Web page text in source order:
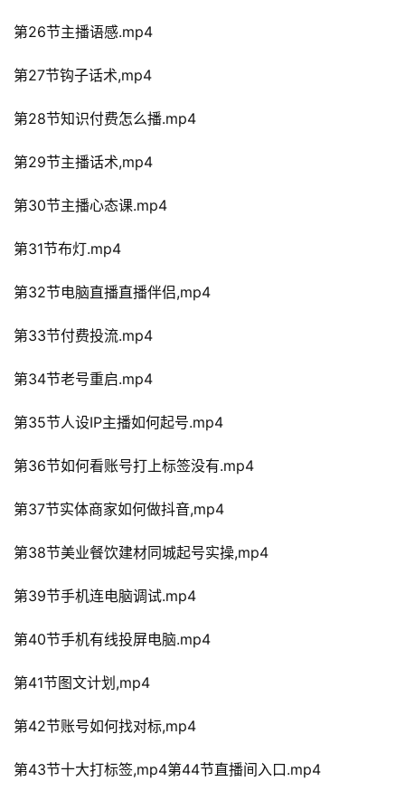
第26节主播语感.mp4
第27节钩子话术,mp4
第28节知识付费怎么播.mp4
第29节主播话术,mp4
第30节主播心态课.mp4
第31节布灯.mp4
第32节电脑直播直播伴侣,mp4
第33节付费投流.mp4
第34节老号重启.mp4
第35节人设IP主播如何起号.mp4
第36节如何看账号打上标签没有.mp4
第37节实体商家如何做抖音,mp4
第38节美业餐饮建材同城起号实操,mp4
第39节手机连电脑调试.mp4
第40节手机有线投屏电脑.mp4
第41节图文计划,mp4
第42节账号如何找对标,mp4
第43节十大打标签,mp4第44节直播间入口.mp4